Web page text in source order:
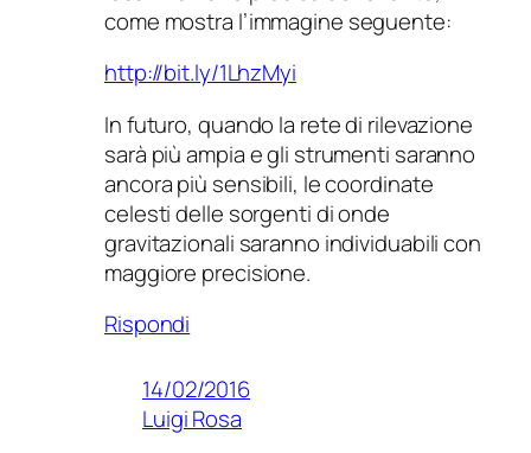
come mostra l’immagine seguente:
http://bit.ly/1LhzMyi
In futuro, quando la rete di rilevazione
sarà più ampia e gli strumenti saranno
ancora più sensibili, le coordinate
celesti delle sorgenti di onde
gravitazionali saranno individuabili con
maggiore precisione.
Rispondi
14/02/2016
Luigi Rosa